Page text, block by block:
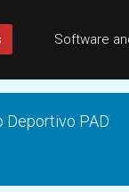
Software
Deportivo PAD